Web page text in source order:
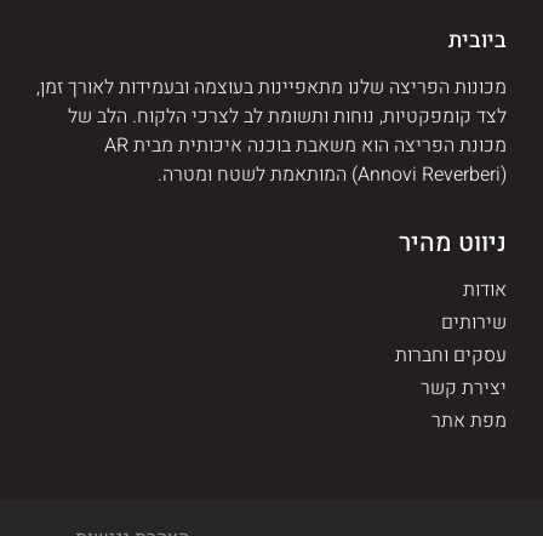
ביובית
מכונות הפריצה שלנו מתאפיינות בעוצמה ובעמידות לאורך זמן,
לצד קומפקטיות, נוחות ותשומת לב לצרכי הלקוח. הלב של
מכונת הפריצה הוא משאבת בוכנה איכותית מבית AR
(Annovi Reverberi) המותאמת לשטח ומטרה.
ניווט מהיר
אודות
שירותים
עסקים וחברות
יצירת קשר
מפת אתר